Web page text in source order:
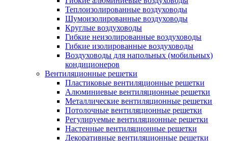
Теплоизолированные воздуховоды
Шумоизолированные воздуховоды
Круглые воздуховоды
Гибкие неизолированные воздуховоды
Гибкие изолированные воздуховоды
Воздуховоды для напольных (мобильных)
кондиционеров
Вентиляционные решетки
Пластиковые вентиляционные решетки
Алюминиевые вентиляционные решетки
Металлические вентиляционные решетки
Потолочные вентиляционные решетки
Регулируемые вентиляционные решетки
Настенные вентиляционные решетки
Декоративные вентиляционные решетки